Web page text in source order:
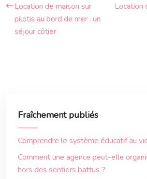
Location de maison sur
pilotis au bord de mer : un
séjour côtier
Location
Fraîchement publiés
Comprendre le système éducatif au
Comment une agence peut-elle
hors des sentiers battus ?